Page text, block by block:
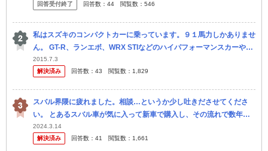
回答受付終了
回答数： 44 閲覧数： 546
私はスズキのコンパクトカーに乗っています。９１馬力しかありませ
ん。 GT-R、ランエボ、WRX STIなどのハイパフォーマンスカーや外
車を見るたびに、悲しくなります。 なぜなら、自分の車よりも...
2015.7.3
解決済み
回答数： 43 閲覧数： 1,829
スバル界隈に疲れました。相談…というか少し吐きださせてくださ
い。 とあるスバル車が気に入って新車で購入し、その流れで数年前
からXをやるようになりました。 こんなポストがありました。 中古
のBE...
2024.3.14
解決済み
回答数： 41 閲覧数： 1,661